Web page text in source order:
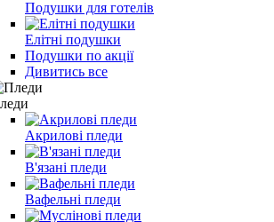
Подушки для готелів
Елітні подушки
Подушки по акції
Дивитись все
Акрилові пледи
В'язані пледи
Вафельні пледи